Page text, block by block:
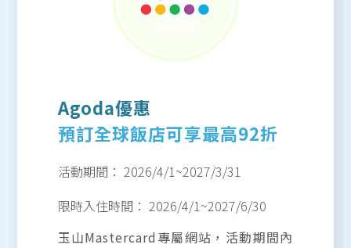
Agoda優惠
預訂全球飯店可享最高92折
活動期間： 2026/4/1~2027/3/31
限時入住時間： 2026/4/1~2027/6/30
玉山Mastercard專屬網站，活動期間內